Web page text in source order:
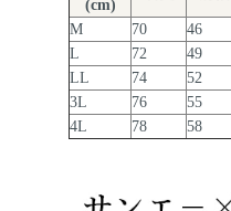
(cm)
M 70 46
L
72 49
LL
74 52
3L
76 55
4L
78 58